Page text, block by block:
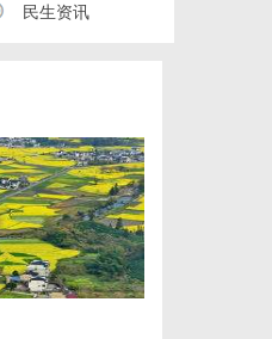
民生资讯